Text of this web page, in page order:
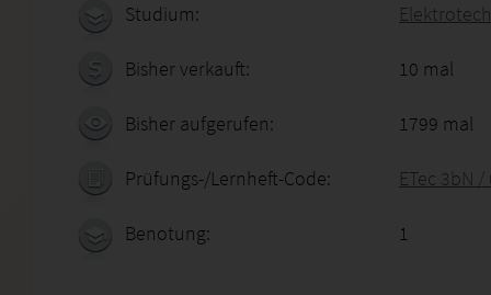
Studium:
Bisher verkauft: 10 mal
Bisher aufgerufen: 1799 mal
Prüfungs-/Lernheft-Code: ETec 3bN
Benotung: 1